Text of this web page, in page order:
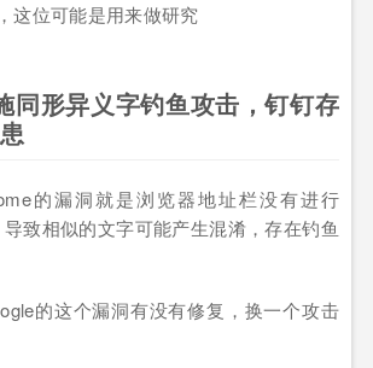
这位可能是用来做研究
同形异义字钓鱼攻击，钉钉存
的漏洞就是浏览器地址栏没有进行
致相似的文字可能产生混淆，存在钓鱼
的这个漏洞有没有修复，换一个攻击